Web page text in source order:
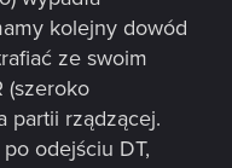
kolejny dowód
ze swoim
(szeroko
partii rządzącej.
odejściu DT,